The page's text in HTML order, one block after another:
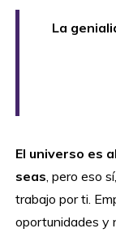
La
El universo es
seas , pero eso
trabajo por ti.
oportunidades y